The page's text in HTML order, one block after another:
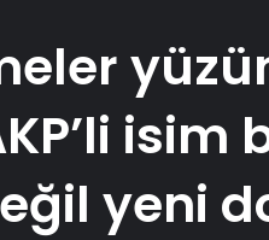
isim
yeni